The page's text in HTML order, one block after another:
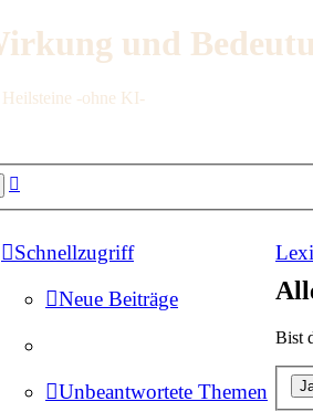
und
-ohne KI-
Schnellzugriff
Neue Beiträge
Unbeantwortete Themen
Bist